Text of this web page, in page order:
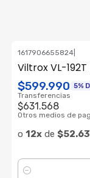
1617906655824|
Viltrox VL-
$599.990 5%
Transferencias
$631.568
Otros medios de
o 12xde